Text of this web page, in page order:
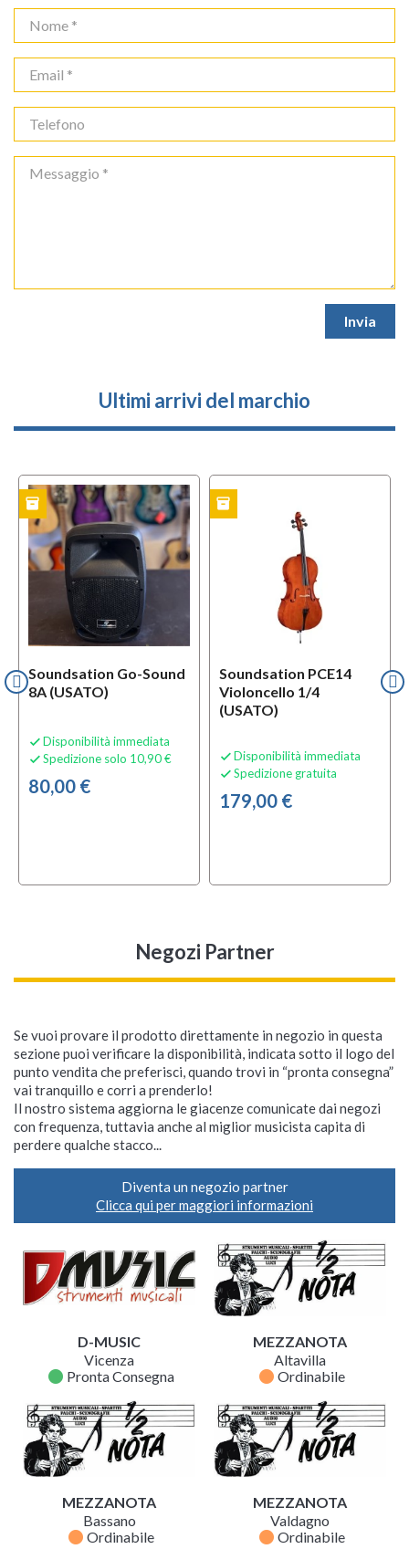
Ultimi arrivi del marchio
Soundsation Go-Sound
8A (USATO)
 Disponibilità immediata
 Spedizione solo 10,90 €
80,00 €
inventory
Soundsation PCE14
Violoncello 1/4
(USATO)
 Disponibilità immediata
 Spedizione gratuita
179,00 €
USATO inventory
Negozi Partner
Se vuoi provare il prodotto direttamente in negozio in questa
sezione puoi verificare la disponibilità, indicata sotto il logo del
punto vendita che preferisci, quando trovi in “pronta consegna”
vai tranquillo e corri a prenderlo!
Il nostro sistema aggiorna le giacenze comunicate dai negozi
con frequenza, tuttavia anche al miglior musicista capita di
perdere qualche stacco...
Diventa un negozio partner
Clicca qui per maggiori informazioni
D-MUSIC
Vicenza
fiber_manual_record Pronta Consegna
MEZZANOTA
Altavilla
fiber_manual_record Ordinabile
MEZZANOTA
Bassano
fiber_manual_record Ordinabile
MEZZANOTA
Valdagno
fiber_manual_record Ordinabile